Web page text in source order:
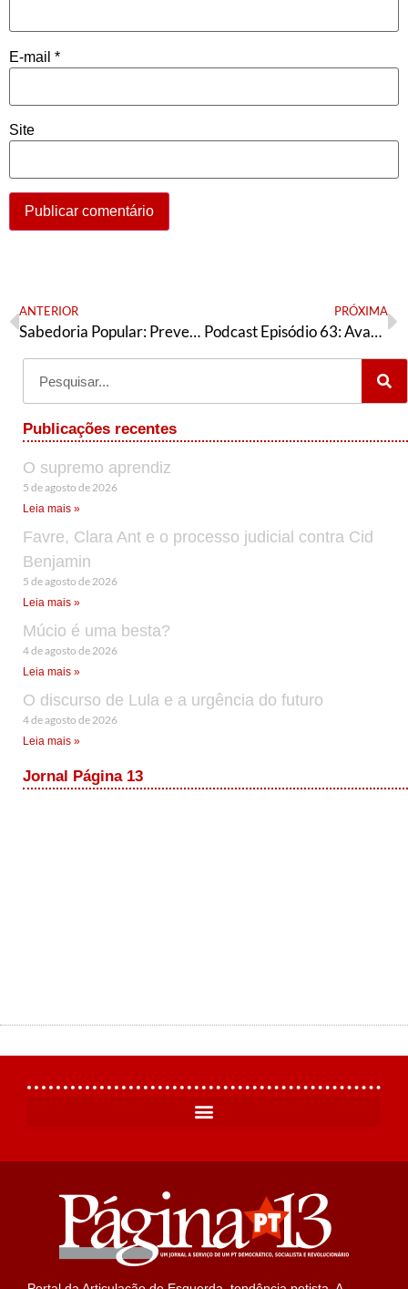
E-mail *
Site
ANTERIOR
Sabedoria Popular: Prevenir ou Remediar?
PRÓXIMA
Podcast Episódio 63: Avanço da pandemia no Brasil, congelamento dos salários e as revoltas negras no Brasil
Publicações recentes
O supremo aprendiz
5 de agosto de 2026
Leia mais »
Favre, Clara Ant e o processo judicial contra Cid
Benjamin
5 de agosto de 2026
Leia mais »
Múcio é uma besta?
4 de agosto de 2026
Leia mais »
O discurso de Lula e a urgência do futuro
4 de agosto de 2026
Leia mais »
Jornal Página 13